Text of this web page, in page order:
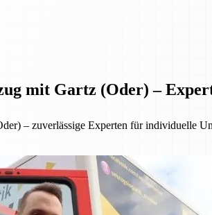
mit Gartz (Oder) –
– zuverlässige Experten für individuelle